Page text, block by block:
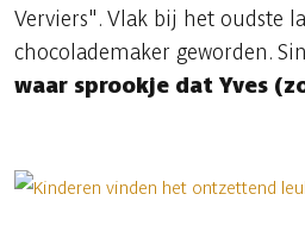
Verviers". Vlak bij het oudste
chocolademaker geworden.
waar sprookje dat Yves